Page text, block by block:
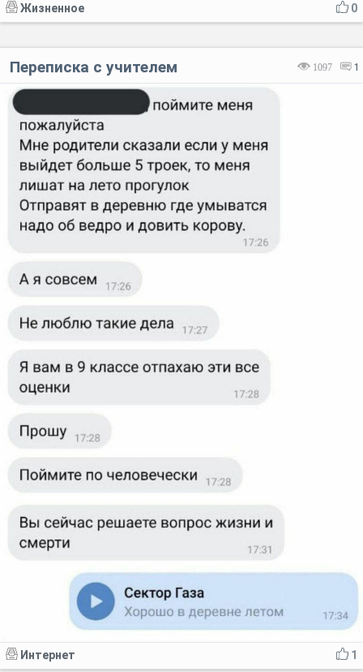
0
Жизненное
1097 1
Переписка с учителем
1
Интернет